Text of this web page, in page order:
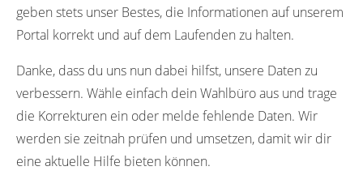
geben stets unser Bestes, die Informationen auf unserem
Portal korrekt und auf dem Laufenden zu halten.
Danke, dass du uns nun dabei hilfst, unsere Daten zu
verbessern. Wähle einfach dein Wahlbüro aus und trage
die Korrekturen ein oder melde fehlende Daten. Wir
werden sie zeitnah prüfen und umsetzen, damit wir dir
eine aktuelle Hilfe bieten können.